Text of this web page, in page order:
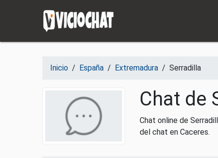
Inicio / España / Extremadura / Serradilla
Chat de
Chat online de
del chat en Caceres.